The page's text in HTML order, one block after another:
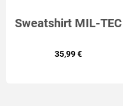
Sweatshirt MIL-TEC
Tactique
35,99 €